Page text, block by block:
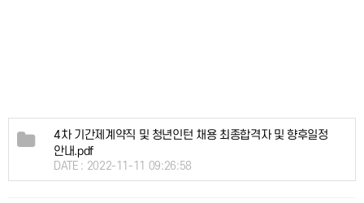
4차 기간제계약직 및 청년인턴 채용 최종합격자 및 향후일정
안내.pdf
DATE : 2022-11-11 09:26:58